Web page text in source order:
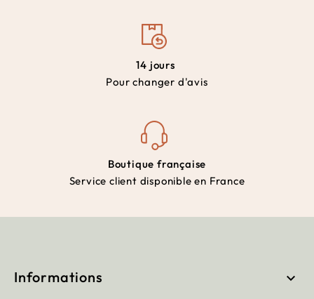
14 jours
Pour changer d'avis
Boutique française
Service client disponible en France
Informations 